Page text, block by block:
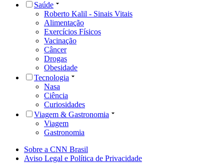
Saúde
Roberto Kalil - Sinais Vitais
Alimentação
Exercícios Físicos
Vacinação
Câncer
Drogas
Obesidade
Tecnologia
Nasa
Ciência
Curiosidades
Viagem & Gastronomia
Viagem
Gastronomia
Sobre a CNN Brasil
Aviso Legal e Política de Privacidade